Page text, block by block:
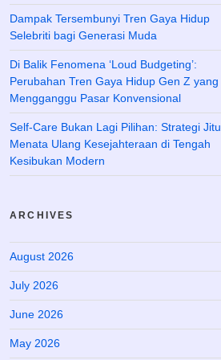
Dampak Tersembunyi Tren Gaya Hidup
Selebriti bagi Generasi Muda
Di Balik Fenomena ‘Loud Budgeting’:
Perubahan Tren Gaya Hidup Gen Z yang
Mengganggu Pasar Konvensional
Self-Care Bukan Lagi Pilihan: Strategi Jitu
Menata Ulang Kesejahteraan di Tengah
Kesibukan Modern
ARCHIVES
August 2026
July 2026
June 2026
May 2026